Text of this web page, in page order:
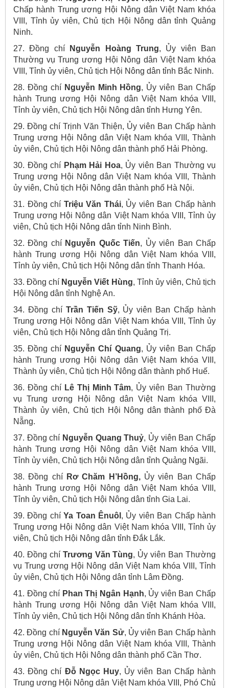
Chấp hành Trung ương Hội Nông dân Việt Nam khóa
VIII, Tỉnh ủy viên, Chủ tịch Hội Nông dân tỉnh Quảng
Ninh.
27. Đồng chí
Nguyễn Hoàng Trung, Ủy viên Ban
Thường vụ Trung ương Hội Nông dân Việt Nam khóa
VIII, Tỉnh ủy viên, Chủ tịch Hội Nông dân tỉnh Bắc Ninh.
28. Đồng chí Nguyễn Minh Hồng, Ủy viên Ban Chấp
hành Trung ương Hội Nông dân Việt Nam khóa VIII,
Tỉnh ủy viên, Chủ tịch Hội Nông dân tỉnh Hưng Yên.
29. Đồng chí Trịnh Văn Thiện, Ủy viên Ban Chấp hành
Trung ương Hội Nông dân Việt Nam khóa VIII, Thành
ủy viên, Chủ tịch Hội Nông dân thành phố Hải Phòng.
30. Đồng chí Phạm Hải Hoa, Ủy viên Ban Thường vụ
Trung ương Hội Nông dân Việt Nam khóa VIII, Thành
ủy viên, Chủ tịch Hội Nông dân thành phố Hà Nội.
31. Đồng chí Triệu Văn Thái, Ủy viên Ban Chấp hành
Trung ương Hội Nông dân Việt Nam khóa VIII, Tỉnh ủy
viên, Chủ tịch Hội Nông dân tỉnh Ninh Bình.
32. Đồng chí Nguyễn Quốc Tiến, Ủy viên Ban Chấp
hành Trung ương Hội Nông dân Việt Nam khóa VIII,
Tỉnh ủy viên, Chủ tịch Hội Nông dân tỉnh Thanh Hóa.
33. Đồng chí Nguyễn Viết Hùng, Tỉnh ủy viên, Chủ tịch
Hội Nông dân tỉnh Nghệ An.
34. Đồng chí Trần Tiến Sỹ, Ủy viên Ban Chấp hành
Trung ương Hội Nông dân Việt Nam khóa VIII, Tỉnh ủy
viên, Chủ tịch Hội Nông dân tỉnh Quảng Trị.
35. Đồng chí Nguyễn Chí Quang, Ủy viên Ban Chấp
hành Trung ương Hội Nông dân Việt Nam khóa VIII,
Thành ủy viên, Chủ tịch Hội Nông dân thành phố Huế.
36. Đồng chí Lê Thị Minh Tâm, Ủy viên Ban Thường
vụ Trung ương Hội Nông dân Việt Nam khóa VIII,
Thành ủy viên, Chủ tịch Hội Nông dân thành phố Đà
Nẵng.
37. Đồng chí Nguyễn Quang Thuỷ, Ủy viên Ban Chấp
hành Trung ương Hội Nông dân Việt Nam khóa VIII,
Tỉnh ủy viên, Chủ tịch Hội Nông dân tỉnh Quảng Ngãi.
38. Đồng chí Rơ Chăm H’Hồng,Ủy viên Ban Chấp
hành Trung ương Hội Nông dân Việt Nam khóa VIII,
Tỉnh ủy viên, Chủ tịch Hội Nông dân tỉnh Gia Lai.
39. Đồng chíYa Toan Ênuôl , Ủy viên Ban Chấp hành
Trung ương Hội Nông dân Việt Nam khóa VIII, Tỉnh ủy
viên, Chủ tịch Hội Nông dân tỉnh Đắk Lắk.
40. Đồng chí Trương Văn Tùng, Ủy viên Ban Thường
vụ Trung ương Hội Nông dân Việt Nam khóa VIII, Tỉnh
ủy viên, Chủ tịch Hội Nông dân tỉnh Lâm Đồng.
41. Đồng chí Phan Thị Ngân Hạnh, Ủy viên Ban Chấp
hành Trung ương Hội Nông dân Việt Nam khóa VIII,
Tỉnh ủy viên, Chủ tịch Hội Nông dân tỉnh Khánh Hòa.
42. Đồng chí Nguyễn Văn Sử, Ủy viên Ban Chấp hành
Trung ương Hội Nông dân Việt Nam khóa VIII, Thành
ủy viên, Chủ tịch Hội Nông dân thành phố Cần Thơ.
43. Đồng chí Đỗ Ngọc Huy, Ủy viên Ban Chấp hành
Trung ương Hội Nông dân Việt Nam khóa VIII, Phó Chủ